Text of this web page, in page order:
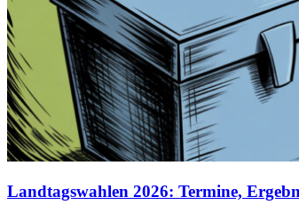
Landtagswahlen 2026: Termine,